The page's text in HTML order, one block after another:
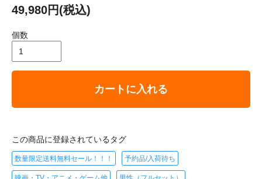
49,980円(税込)
個数
カートに入れる
この商品に登録されているタグ
数量限定送料無料セール！！！ 予約品/入荷待ち